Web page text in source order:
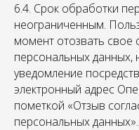
6.4. Срок обработки
неограниченным.
момент отозвать свое
персональных данных,
уведомление
электронный адрес
пометкой «Отзыв
персональных данных».